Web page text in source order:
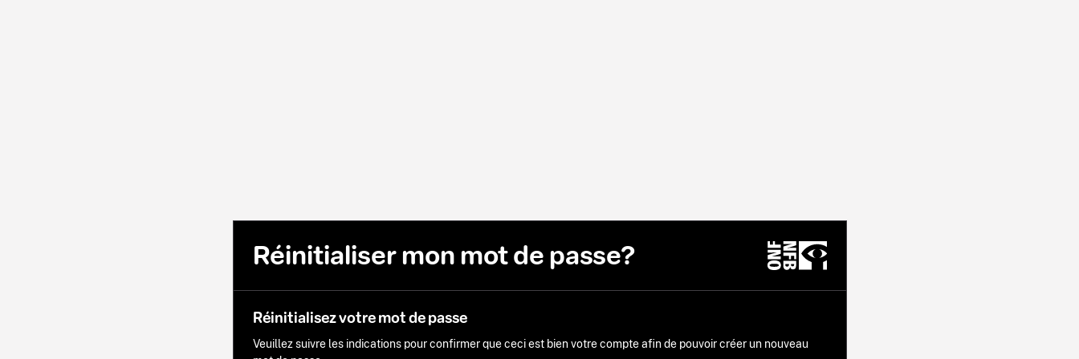
Réinitialiser mon mot de passe?
Réinitialisez votre mot de passe
Veuillez suivre les indications pour confirmer que ceci est bien votre compte afin de pouvoir créer un nouveau